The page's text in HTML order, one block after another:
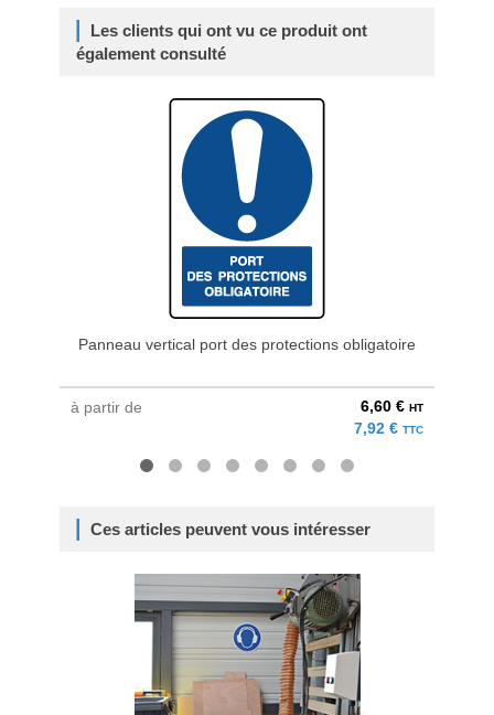
Les clients qui ont vu ce produit ont
également consulté
Panneau vertical port des protections obligatoire
à partir de 6,60 € HT
7,92 € TTC
Ces articles peuvent vous intéresser